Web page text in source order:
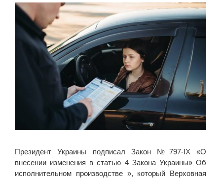
Президент Украины подписал Закон №797-IX «О
внесении изменения в статью 4 Закона Украины» Об
исполнительном производстве », который Верховная